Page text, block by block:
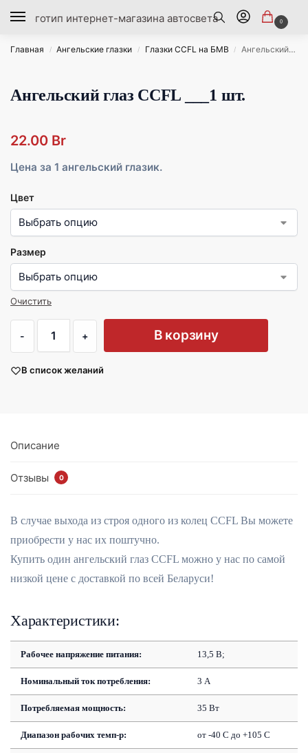
0
Главная / Ангельские глазки / Глазки CCFL на БМВ / Ангельский глаз CCFL ___1 шт.
Ангельский глаз CCFL ___1 шт.
22.00 Br
Цена за 1 ангельский глазик.
Цвет
Размер
Очистить
В корзину
В список желаний
Описание
Отзывы 0
В случае выхода из строя одного из колец CCFL Вы можете
приобрести у нас их поштучно.
Купить один ангельский глаз CCFL можно у нас по самой
низкой цене с доставкой по всей Беларуси!
Характеристики:
Рабочее напряжение питания: 13,5 В;
Номинальный ток потребления: 3 А
Потребляемая мощность: 35 Вт
Диапазон рабочих темп-р: от -40 С до +105 С